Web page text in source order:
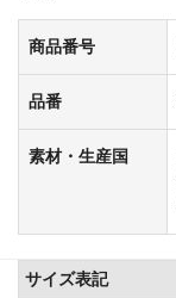
商品番号
品番
素材・生産国
サイズ表記